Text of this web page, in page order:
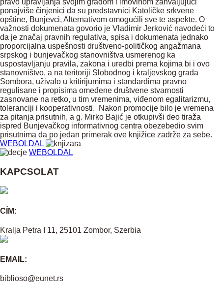
ponajviše činjenici da su predstavnici Katoličke srkvene
opštine, Bunjevci, Alternativom omogućili sve te aspekte. O
važnosti dokumenata govorio je Vladimir Jerković navodeći to
da je značaj pravnih regulativa, spisa i dokumenata jednako
proporcijalna uspešnosti društveno-političkog angažmana
srpskog i bunjevačkog stanovništva usmerenog ka
uspostavljanju pravila, zakona i uredbi prema kojima bi i ovo
stanovništvo, a na teritoriji Slobodnog i kraljevskog grada
Sombora, uživalo u kritirijumima i standardima pravno
regulisane i propisima omeđene društvene stvarnosti
zasnovane na retko, u tim vremenima, viđenom egalitarizmu,
toleranciji i kooperativnosti. Nakon promocije bilo je vremena
za pitanja prisutnih, a g. Mirko Bajić je otkupivši deo tiraža
ispred Bunjevačkog informativnog centra obezebedio svim
prisutnima da po jedan primerak ove knjižice zadrže za sebe.
WEBOLDAL
WEBOLDAL
KAPCSOLAT
CÍM:
Kralja Petra I 11, 25101 Zombor, Szerbia
EMAIL:
biblioso@eunet.rs